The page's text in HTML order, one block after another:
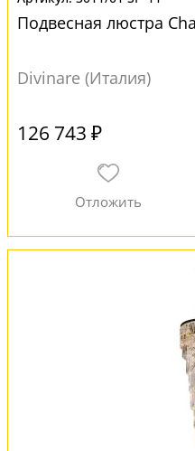
Подвесная люстра
Divinare (Италия)
126 743 ₽